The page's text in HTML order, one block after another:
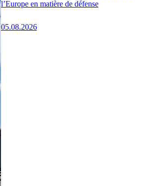
l’Europe en matière de défense
05.08.2026